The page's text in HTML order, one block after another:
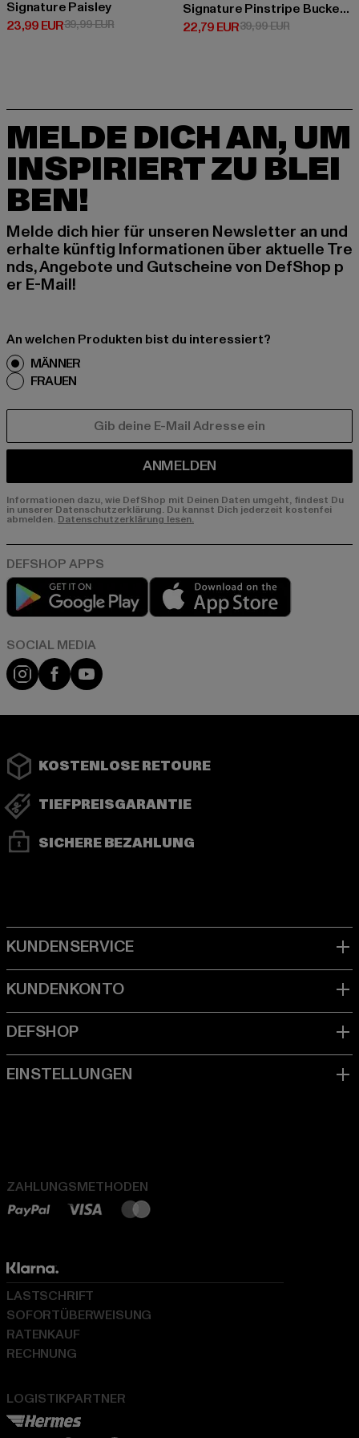
Signature Paisley
23,99 EUR
Derzeitiger Preis: 23,99 EUR
39,99 EURAktionspreis: 39,99 EUR
Signature Pinstripe Bucket Hat
22,79 EUR
Derzeitiger Preis: 22,79 EUR
39,99 EURAktionspreis:
MELDE DICH AN, UM
INSPIRIERT ZU BLEI
BEN!
Melde dich hier für unseren Newsletter an und
erhalte künftig Informationen über aktuelle Tre
nds, Angebote und Gutscheine von DefShop p
er E-Mail!
An welchen Produkten bist du interessiert?
MÄNNER
FRAUEN
ANMELDEN
Informationen dazu, wie DefShop mit Deinen Daten umgeht, findest Du
in unserer Datenschutzerklärung. Du kannst Dich jederzeit kostenfei
abmelden. Datenschutzerklärung lesen.
Play market
Instagram
FacebookYouTube
KOSTENLOSE RETOURE
TIEFPREISGARANTIE
SICHERE BEZAHLUNG
ZAHLUNGSMETHODEN
LOGISTIKPARTNER
LASTSCHRIFT
SOFORTÜBERWEISUNG
RATENKAUF
RECHNUNG